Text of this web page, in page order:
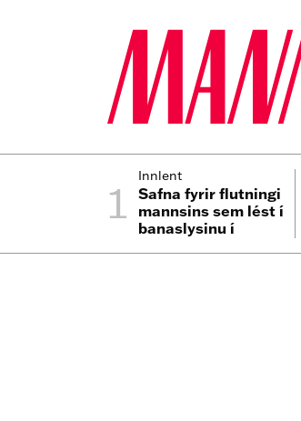
1 Innlent
Safna fyrir flutningi
mannsins sem lést í
banaslysinu í